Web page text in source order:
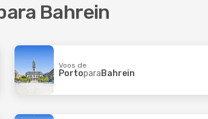
Bahrein
Voos de
Portopara Bahrein